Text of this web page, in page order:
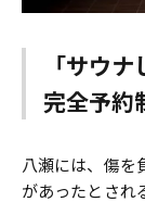
「サウ
完全予約
八瀬には、傷を
があったとされ